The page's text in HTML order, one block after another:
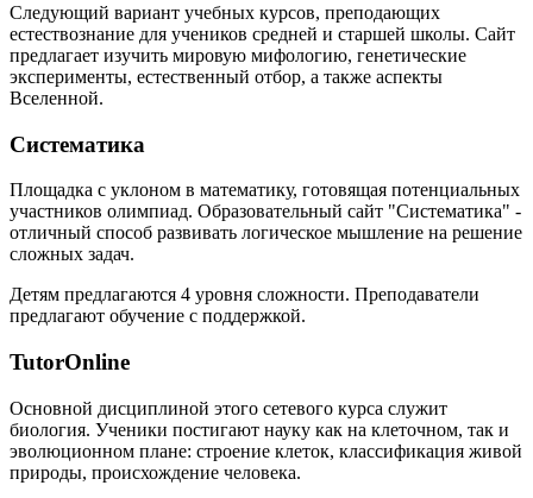
Следующий вариант учебных курсов, преподающих
естествознание для учеников средней и старшей школы. Сайт
предлагает изучить мировую мифологию, генетические
эксперименты, естественный отбор, а также аспекты
Вселенной.
Систематика
Площадка с уклоном в математику, готовящая потенциальных
участников олимпиад. Образовательный сайт "Систематика" -
отличный способ развивать логическое мышление на решение
сложных задач.
Детям предлагаются 4 уровня сложности. Преподаватели
предлагают обучение с поддержкой.
TutorOnline
Основной дисциплиной этого сетевого курса служит
биология. Ученики постигают науку как на клеточном, так и
эволюционном плане: строение клеток, классификация живой
природы, происхождение человека.